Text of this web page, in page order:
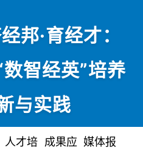
邦·育经才：
智经英”培养
与实践
人才培 成果应 媒体报